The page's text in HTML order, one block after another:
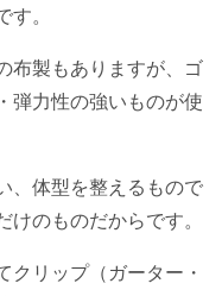
す。
布製もありますが、ゴ
弾力性の強いものが使
、体型を整えるもので
のものだからです。
クリップ（ガーター・